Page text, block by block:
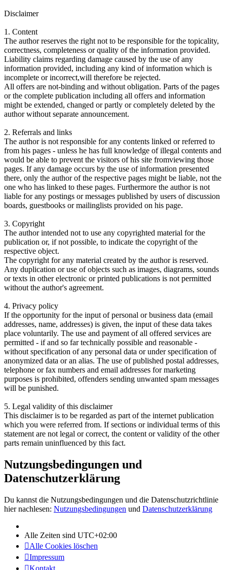
Disclaimer
1. Content
The author reserves the right not to be responsible for the topicality,
correctness, completeness or quality of the information provided.
Liability claims regarding damage caused by the use of any
information provided, including any kind of information which is
incomplete or incorrect,will therefore be rejected.
All offers are not-binding and without obligation. Parts of the pages
or the complete publication including all offers and information
might be extended, changed or partly or completely deleted by the
author without separate announcement.
2. Referrals and links
The author is not responsible for any contents linked or referred to
from his pages - unless he has full knowledge of illegal contents and
would be able to prevent the visitors of his site fromviewing those
pages. If any damage occurs by the use of information presented
there, only the author of the respective pages might be liable, not the
one who has linked to these pages. Furthermore the author is not
liable for any postings or messages published by users of discussion
boards, guestbooks or mailinglists provided on his page.
3. Copyright
The author intended not to use any copyrighted material for the
publication or, if not possible, to indicate the copyright of the
respective object.
The copyright for any material created by the author is reserved.
Any duplication or use of objects such as images, diagrams, sounds
or texts in other electronic or printed publications is not permitted
without the author's agreement.
4. Privacy policy
If the opportunity for the input of personal or business data (email
addresses, name, addresses) is given, the input of these data takes
place voluntarily. The use and payment of all offered services are
permitted - if and so far technically possible and reasonable -
without specification of any personal data or under specification of
anonymized data or an alias. The use of published postal addresses,
telephone or fax numbers and email addresses for marketing
purposes is prohibited, offenders sending unwanted spam messages
will be punished.
5. Legal validity of this disclaimer
This disclaimer is to be regarded as part of the internet publication
which you were referred from. If sections or individual terms of this
statement are not legal or correct, the content or validity of the other
parts remain uninfluenced by this fact.
Nutzungsbedingungen und
Datenschutzerklärung
Du kannst die Nutzungsbedingungen und die Datenschutzrichtlinie
hier nachlesen: Nutzungsbedingungen und Datenschutzerklärung
Alle Zeiten sind UTC+02:00
Alle Cookies löschen
Impressum
Kontakt